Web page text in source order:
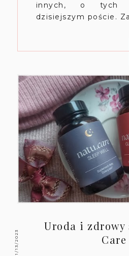
innych, o tych
dzisiejszym poście.
1/13/2023
Uroda i zdrowy
Care